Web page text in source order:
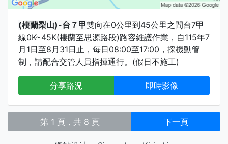
(棲蘭梨山)-台７甲雙向在0公里到45公里之間台7甲
線0K~45K(棲蘭至思源路段)路容維護作業，自115年7
月1日至8月31日止，每日08:00至17:00，採機動管
制，請配合交管人員指揮通行。(假日不施工)
分享路況 即時影像
第 1 頁，共 8 頁 下一頁